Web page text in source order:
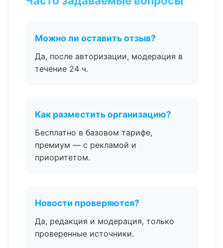
Можно ли оставить отзыв?
Да, после авторизации, модерация в
течение 24 ч.
Как разместить организацию?
Бесплатно в базовом тарифе,
премиум — с рекламой и
приоритетом.
Новости проверяются?
Да, редакция и модерация, только
проверенные источники.